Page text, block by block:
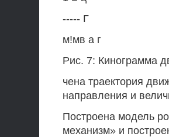
----- Г
м!мв а г
Рис. 7: Кинограмма
чена траектория
направления и
Построена модель
механизм» и